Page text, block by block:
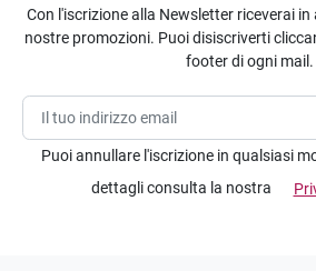
Con l'iscrizione alla Newsletter riceverai
nostre promozioni. Puoi disiscriverti
footer di ogni mail.
Puoi annullare l'iscrizione in qualsiasi
dettagli consulta la nostra